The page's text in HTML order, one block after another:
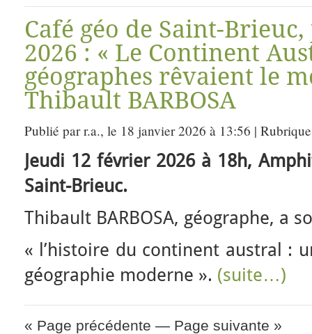
Café géo de Saint-
2026 : « Le Continent
géographes rêvaient le
Thibault BARBOSA
Publié par r.a., le 18 janvier 2026 à 13:56 |
Jeudi 12 février 2026 à 18h,
Saint-Brieuc.
Thibault BARBOSA, géographe, a
« l’histoire du continent austral :
géographie moderne ». (suite…)
« Page précédente — Page suivante »